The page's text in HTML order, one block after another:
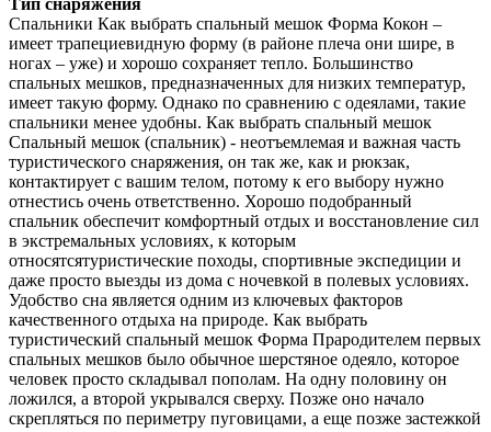
Спальники Как выбрать спальный мешок Форма Кокон –
имеет трапециевидную форму (в районе плеча они шире, в
ногах – уже) и хорошо сохраняет тепло. Большинство
спальных мешков, предназначенных для низких температур,
имеет такую форму. Однако по сравнению с одеялами, такие
спальники менее удобны. Как выбрать спальный мешок
Спальный мешок (спальник) - неотъемлемая и важная часть
туристического снаряжения, он так же, как и рюкзак,
контактирует с вашим телом, потому к его выбору нужно
отнестись очень ответственно. Хорошо подобранный
спальник обеспечит комфортный отдых и восстановление сил
в экстремальных условиях, к которым
относятсятуристические походы, спортивные экспедиции и
даже просто выезды из дома с ночевкой в полевых условиях.
Удобство сна является одним из ключевых факторов
качественного отдыха на природе. Как выбрать
туристический спальный мешок Форма Прародителем первых
спальных мешков было обычное шерстяное одеяло, которое
человек просто складывал пополам. На одну половину он
ложился, а второй укрывался сверху. Позже оно начало
скрепляться по периметру пуговицами, а еще позже застежкой